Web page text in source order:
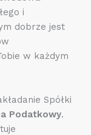
i
dobrze jest
w każdym
Spółki
Podatkowy.